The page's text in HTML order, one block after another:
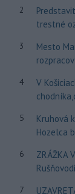
2
trestné
3
Mesto
4
V
5
Kruhová
Hozelca
6
ZRÁŽKA
7